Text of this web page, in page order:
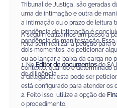
Tribunal de Justiça, são geradas
uma de intimação e outra de m
a intimação ou o prazo de leitura
pendência de intimação é
pendência de manifestação.
dois momentos,ao peticionar
ouao lançar a baixa dacarga no
contexto, quando é determinado
adelegacia, esta pode ser
está configurado para atender os
A seguir realizamos um passo a
feita sem realizar a petição para o
1.NoEditor de documentosdo
dediligência.
2. Feito isso,utilizea opção de
o procedimento.